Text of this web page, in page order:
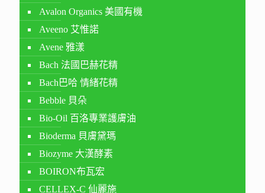
Avalon Organics 美國有機
Aveeno 艾惟諾
Avene 雅漾
Bach 法國巴赫花精
Bach巴哈 情緒花精
Bebble 貝朵
Bio-Oil 百洛專業護膚油
Bioderma 貝膚黛瑪
Biozyme 大漢酵素
BOIRON布瓦宏
CELLEX-C 仙麗施